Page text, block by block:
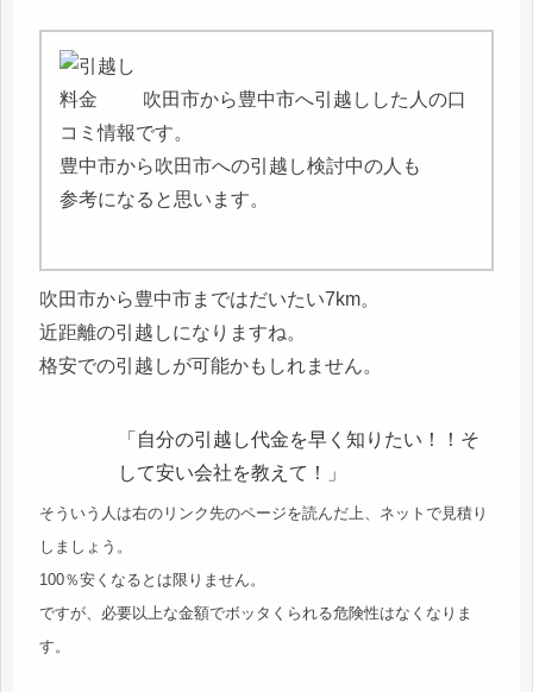
吹田市から豊中市へ引越しした人の口
コミ情報です。
豊中市から吹田市への引越し検討中の人も
参考になると思います。
吹田市から豊中市まではだいたい7km。
近距離の引越しになりますね。
格安での引越しが可能かもしれません。
「自分の引越し代金を早く知りたい！！そ
して安い会社を教えて！」
そういう人は右のリンク先のページを読んだ上、ネットで見積り
しましょう。
100％安くなるとは限りません。
ですが、必要以上な金額でボッタくられる危険性はなくなりま
す。